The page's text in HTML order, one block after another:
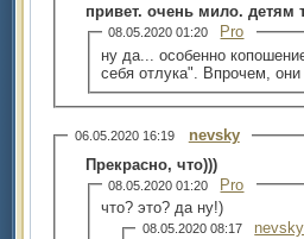
привет. очень мило. детям
08.05.2020 01:20
Pro
ну да... особенно
себя отлука". Впрочем,
06.05.2020 16:19
nevsky
Прекрасно, что)))
08.05.2020 01:20
Pro
что? это? да ну!)
08.05.2020 08:17
nevsky